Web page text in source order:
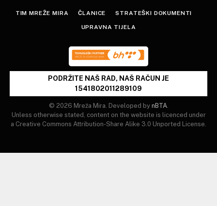
TIM MREŽE MIRA ČLANICE STRATEŠKI DOKUMENTI
UPRAVNA TIJELA
PODRŽITE NAŠ RAD, NAŠ RAČUN JE
1541802011289109
© 2026 Mreža Mira. Developed by nBTA.
Unless otherwise stated, content on the website is licenced under
a Creative Commons Attribution-Share Alike 3.0 Unported License.